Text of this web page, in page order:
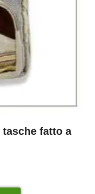
tasche fatto a